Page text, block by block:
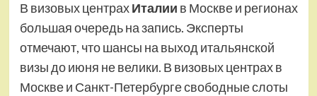
В визовых центрахИталии в Москве и регионах
большая очередь на запись. Эксперты
отмечают, что шансы на выход итальянской
визы до июня не велики. В визовых центрах в
Москве и Санкт-Петербурге свободные слоты